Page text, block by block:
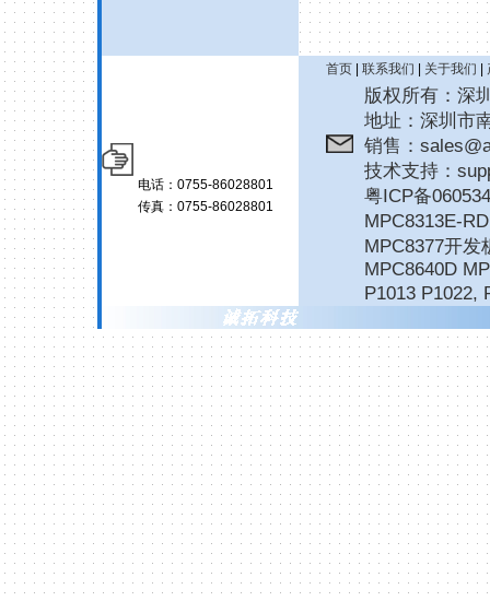
电话：0755-86028801
传真：0755-86028801
首页| 联系我们 关于我们
版权所有：深
地址：深圳市
销售：
技术支持：
粤ICP备
MPC8313E-
MPC8377开发
MPC8640D
P1013 P1022,